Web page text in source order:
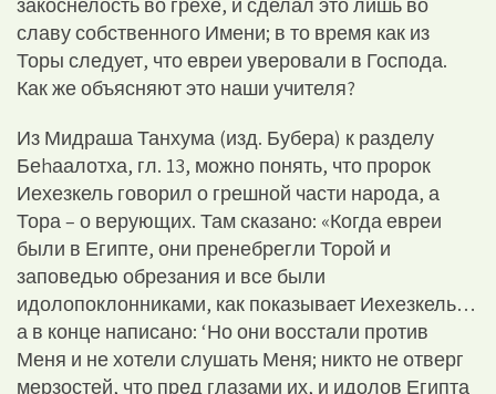
славу собственного Имени; в то время как из
Торы следует, что евреи уверовали в Господа.
Как же объясняют это наши учителя?
Из Мидраша Танхума (изд. Бубера) к разделу
Беhаалотха, гл. 13, можно понять, что пророк
Иехезкель говорил о грешной части народа, а
Тора – о верующих. Там сказано: «Когда евреи
были в Египте, они пренебрегли Торой и
заповедью обрезания и все были
идолопоклонниками, как показывает Иехезкель…
а в конце написано: ‘Но они восстали против
Меня и не хотели слушать Меня; никто не отверг
мерзостей, что пред глазами их, и идолов Египта